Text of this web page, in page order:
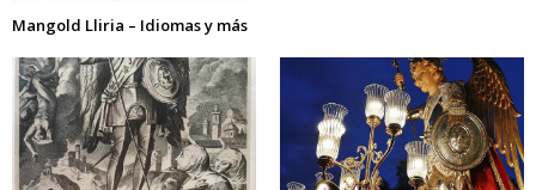
Mangold Lliria – Idiomas y más